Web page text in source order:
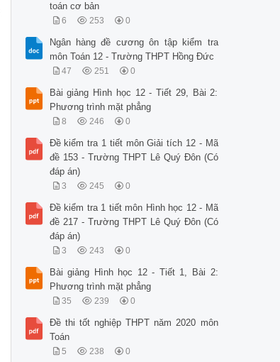
toán cơ bản
6 253 0
Ngân hàng đề cương ôn tập kiểm tra
môn Toán 12 - Trường THPT Hồng Đức
47 251 0
Bài giảng Hình học 12 - Tiết 29, Bài 2:
Phương trình mặt phẳng
8 246 0
Đề kiểm tra 1 tiết môn Giải tích 12 - Mã
đề 153 - Trường THPT Lê Quý Đôn (Có
đáp án)
3 245 0
Đề kiểm tra 1 tiết môn Hình học 12 - Mã
đề 217 - Trường THPT Lê Quý Đôn (Có
đáp án)
3 243 0
Bài giảng Hình học 12 - Tiết 1, Bài 2:
Phương trình mặt phẳng
35 239 0
Đề thi tốt nghiệp THPT năm 2020 môn
Toán
5 238 0